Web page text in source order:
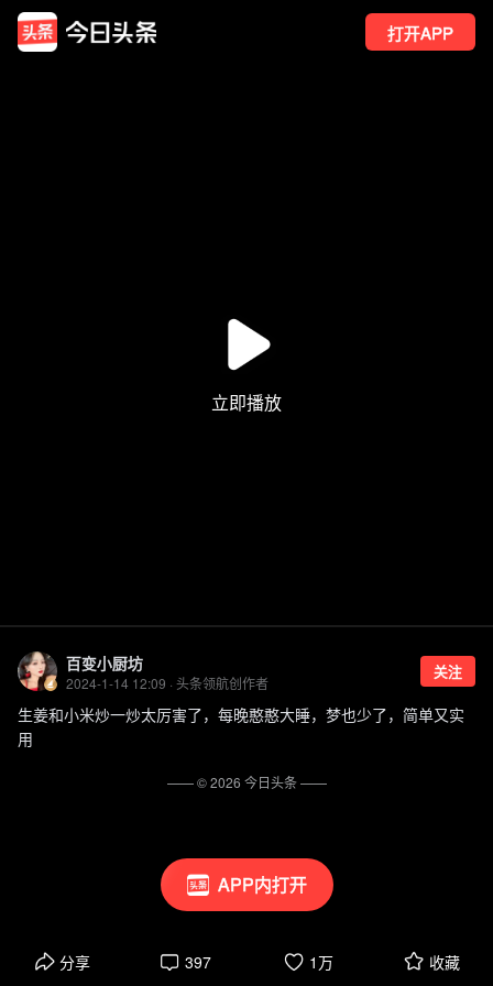
打开APP
APP内打开
百变小厨坊
2024-1-14 12:09 · 头条领航创作者
关注
生姜和小米炒一炒太厉害了，每晚憨憨大睡，梦也少了，简单又实
用
分享 397 1万 收藏
—— ©2026 今日头条——